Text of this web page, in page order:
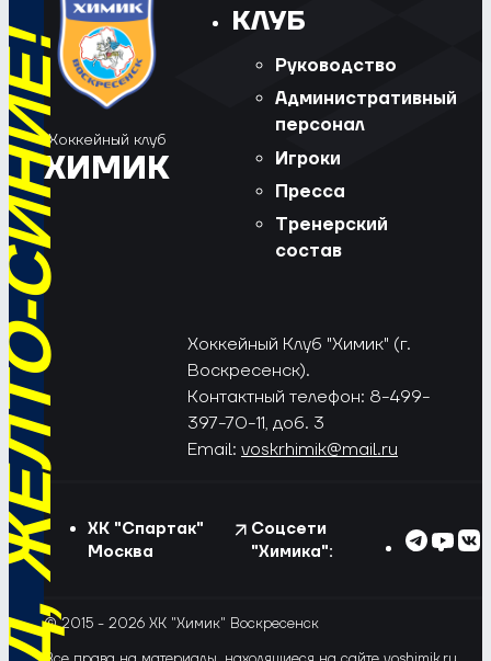
СИНИЕ!
Хоккейный клуб
ХИМИК
КЛУБ
Руководство
Административный
персонал
Игроки
Пресса
Тренерский
состав
Хоккейный Клуб "Химик" (г.
Воскресенск).
Контактный телефон: 8-499-
397-70-11, доб. 3
Email: voskrhimik@mail.ru
ХК "Спартак"
Москва
Соцсети
"Химика":
© 2015 - 2026 ХК "Химик" Воскресенск